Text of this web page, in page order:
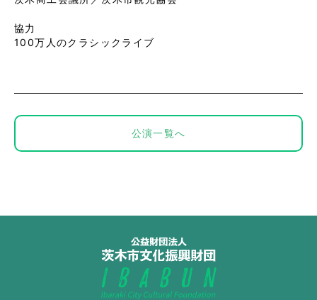
協力
100万人のクラシックライブ
公演一覧へ